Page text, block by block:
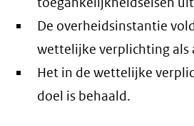
De overheidsinstantie
wettelijke verplichting als
Het in de wettelijke
doel is behaald.